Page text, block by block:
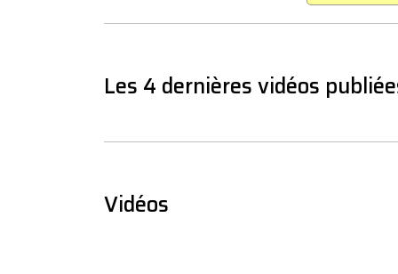
Les 4 dernières vidéos
Vidéos